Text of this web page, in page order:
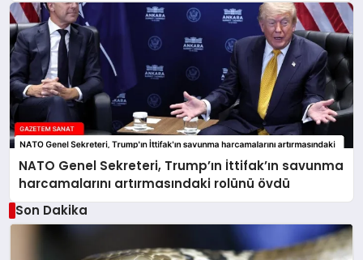
NATO Genel Sekreteri, Trump’ın İttifak’ın savunma
harcamalarını artırmasındaki rolünü övdü
Son Dakika